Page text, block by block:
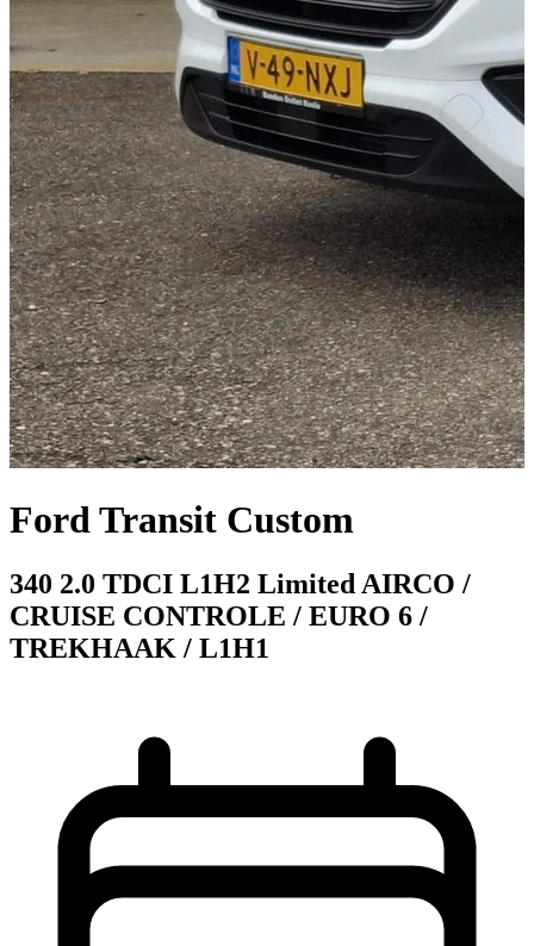
Ford Transit Custom
340 2.0 TDCI L1H2 Limited AIRCO /
CRUISE CONTROLE / EURO 6 /
TREKHAAK / L1H1